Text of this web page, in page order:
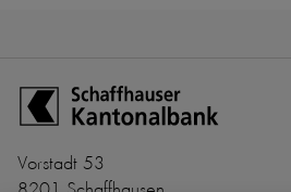
Vorstadt 53